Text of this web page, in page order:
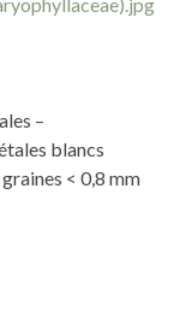
–
blancs
< 0,8 mm